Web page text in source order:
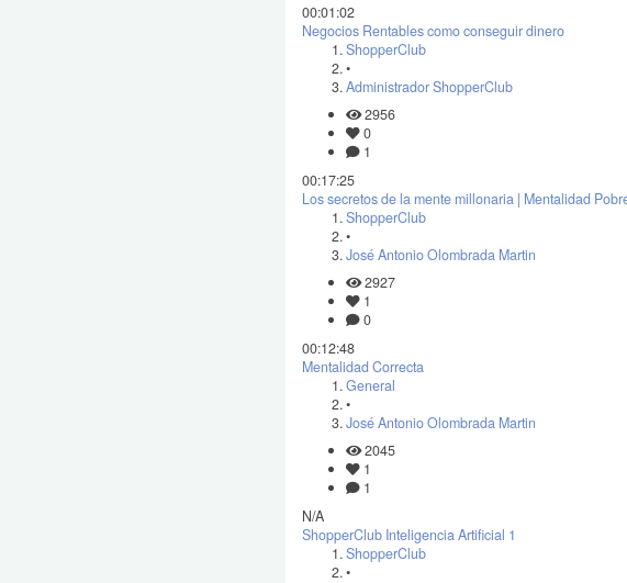
00:01:02
Negocios Rentables como conseguir dinero
ShopperClub
•
Administrador ShopperClub
2956
0
1
00:17:25
Los secretos de la mente millonaria | Mentalidad
ShopperClub
•
José Antonio Olombrada Martin
2927
1
0
00:12:48
Mentalidad Correcta
General
•
José Antonio Olombrada Martin
2045
1
1
N/A
ShopperClub Inteligencia Artificial 1
ShopperClub
•